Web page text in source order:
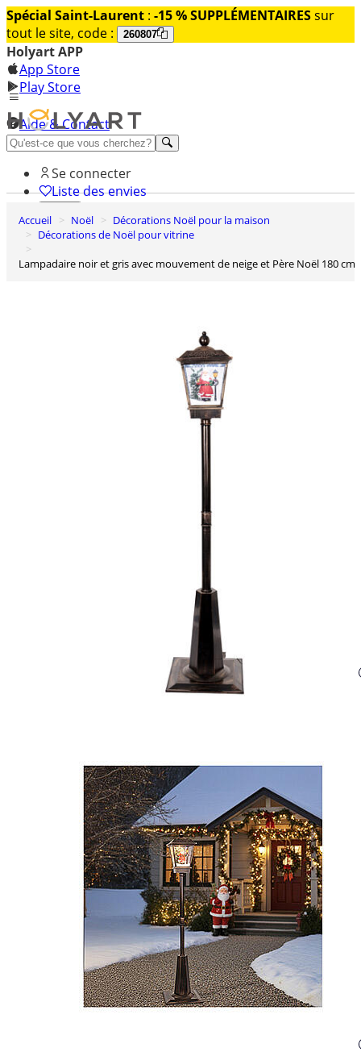
Spécial Saint-Laurent : -15 % SUPPLÉMENTAIRESsur
tout le site, code :
260807
Holyart APP
App Store
Play Store
Aide & Contact
Découvrez Premium
Se connecter
Liste des envies
0
Panier
Accueil Noël
Décorations Noël pour la maison
Décorations de Noël pour vitrine
Lampadaire noir et gris avec mouvement de neige et Père Noël 180 cm